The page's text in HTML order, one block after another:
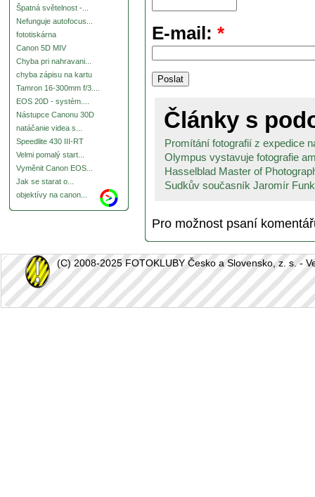
Špatná světelnost -...
Nefunguje autofocus...
fototiskárna
Canon 5D MIV
Chyba pri nahravani...
chyba zápisu na kartu
Tamron 16-300mm f/3....
EOS 20D - systém....
Nástupce Canonu 30D
natáčanie videa s...
Speedlite 430 III-RT
Velmi pomalý start...
Vyměnit Canon EOS...
Jak se starat o...
objektívy na canon...
E-mail: *
Články s
Promítání fotografií z expedice
Olympus vystavuje fotografie
Hasselblad Master of
Sudkův současník Jaromír
Pro možnost psaní
(C) 2008-2025 FOTOKLUBY Česko a Slovensko, z. s. -